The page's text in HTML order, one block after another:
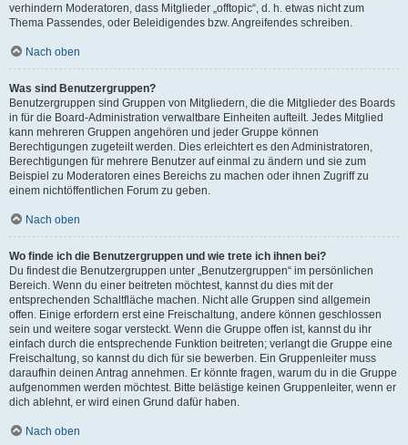
verhindern Moderatoren, dass Mitglieder „offtopic“, d. h. etwas nicht zum
Thema Passendes, oder Beleidigendes bzw. Angreifendes schreiben.
Nach oben
Was sind Benutzergruppen?
Benutzergruppen sind Gruppen von Mitgliedern, die die Mitglieder des Boards
in für die Board-Administration verwaltbare Einheiten aufteilt. Jedes Mitglied
kann mehreren Gruppen angehören und jeder Gruppe können
Berechtigungen zugeteilt werden. Dies erleichtert es den Administratoren,
Berechtigungen für mehrere Benutzer auf einmal zu ändern und sie zum
Beispiel zu Moderatoren eines Bereichs zu machen oder ihnen Zugriff zu
einem nichtöffentlichen Forum zu geben.
Nach oben
Wo finde ich die Benutzergruppen und wie trete ich ihnen bei?
Du findest die Benutzergruppen unter „Benutzergruppen“ im persönlichen
Bereich. Wenn du einer beitreten möchtest, kannst du dies mit der
entsprechenden Schaltfläche machen. Nicht alle Gruppen sind allgemein
offen. Einige erfordern erst eine Freischaltung, andere können geschlossen
sein und weitere sogar versteckt. Wenn die Gruppe offen ist, kannst du ihr
einfach durch die entsprechende Funktion beitreten; verlangt die Gruppe eine
Freischaltung, so kannst du dich für sie bewerben. Ein Gruppenleiter muss
daraufhin deinen Antrag annehmen. Er könnte fragen, warum du in die Gruppe
aufgenommen werden möchtest. Bitte belästige keinen Gruppenleiter, wenn er
dich ablehnt, er wird einen Grund dafür haben.
Nach oben